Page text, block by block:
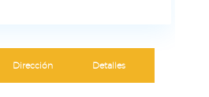
Dirección Detalles